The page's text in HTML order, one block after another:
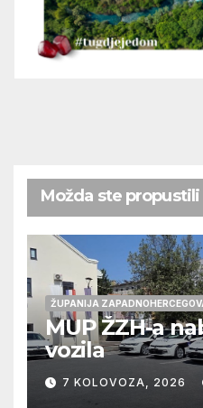
Možda ste propustili
ŽUPANIJA
MUP ŽZH-a
vozila
7 KOLOVOZA, 2026